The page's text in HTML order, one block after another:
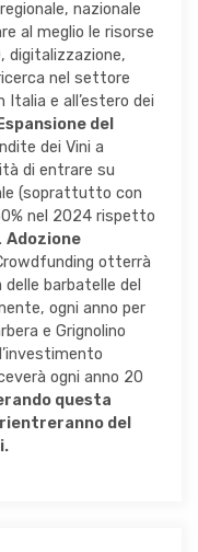
nazionale
al meglio le risorse
digitalizzazione,
nel settore
e all’estero dei
Espansione del
dei Vini a
di entrare su
(soprattutto con
nel 2024 rispetto
Adozione
otterrà
barbatelle del
ogni anno per
e Grignolino
ogni anno 20
questa
del